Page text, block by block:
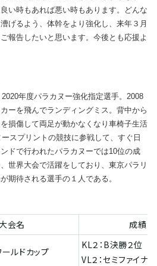
い時もあれば悪い時もあります。どんな
げるよう、体幹をより強化し、来年３月
報告したいと思います。今後とも応援よ
年度パラカヌー強化指定選手。2008
ーを飛んでランディングミス。背中から
損傷して両足が動かなくなり車椅子生活
スプリントの競技に参戦して、すぐ日
ドで行われたパラカヌーでは10位の成
世界大会で活躍をしており、東京パラリ
期待される選手の１人である。
会名 成績
ルドカップ
KL２：B決勝２位
VL２：セミファイナ